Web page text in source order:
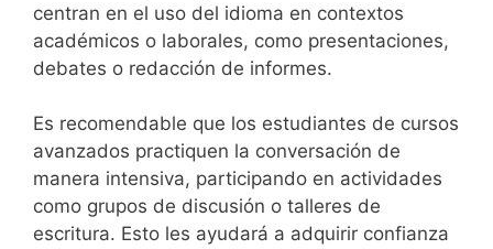
centran en el uso del idioma en contextos
académicos o laborales, como presentaciones,
debates o redacción de informes.
Es recomendable que los estudiantes de cursos
avanzados practiquen la conversación de
manera intensiva, participando en actividades
como grupos de discusión o talleres de
escritura. Esto les ayudará a adquirir confianza